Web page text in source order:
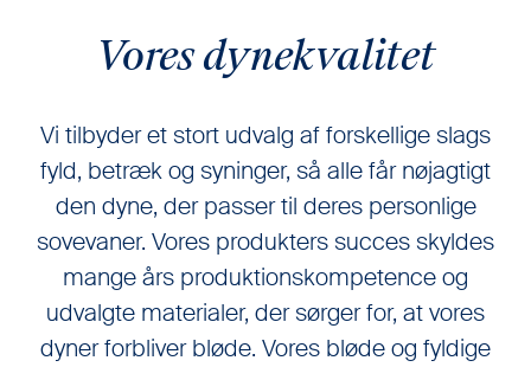
Vores dynekvalitet
Vi tilbyder et stort udvalg af forskellige slags
fyld, betræk og syninger, så alle får nøjagtigt
den dyne, der passer til deres personlige
sovevaner. Vores produkters succes skyldes
mange års produktionskompetence og
udvalgte materialer, der sørger for, at vores
dyner forbliver bløde. Vores bløde og fyldige